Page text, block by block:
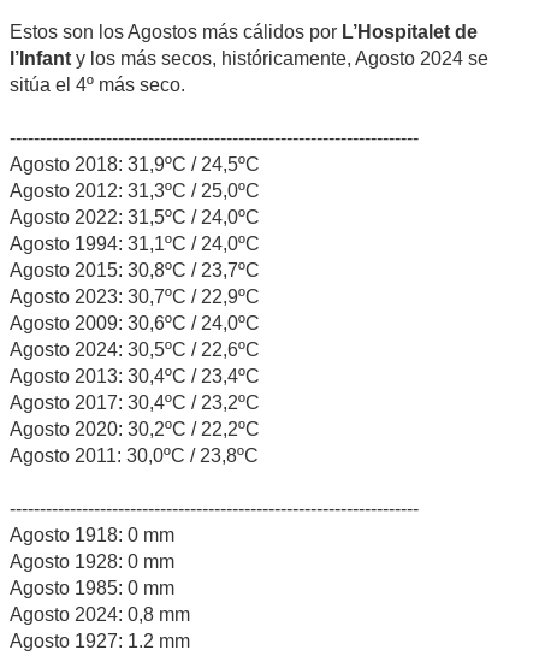
Estos son los Agostos más cálidos por L’Hospitalet de
l’Infant y los más secos, históricamente, Agosto 2024 se
sitúa el 4º más seco.
--------------------------------------------------------------------
Agosto 2018: 31,9ºC / 24,5ºC
Agosto 2012: 31,3ºC / 25,0ºC
Agosto 2022: 31,5ºC / 24,0ºC
Agosto 1994: 31,1ºC / 24,0ºC
Agosto 2015: 30,8ºC / 23,7ºC
Agosto 2023: 30,7ºC / 22,9ºC
Agosto 2009: 30,6ºC / 24,0ºC
Agosto 2024: 30,5ºC / 22,6ºC
Agosto 2013: 30,4ºC / 23,4ºC
Agosto 2017: 30,4ºC / 23,2ºC
Agosto 2020: 30,2ºC / 22,2ºC
Agosto 2011: 30,0ºC / 23,8ºC
--------------------------------------------------------------------
Agosto 1918: 0 mm
Agosto 1928: 0 mm
Agosto 1985: 0 mm
Agosto 2024: 0,8 mm
Agosto 1927: 1.2 mm